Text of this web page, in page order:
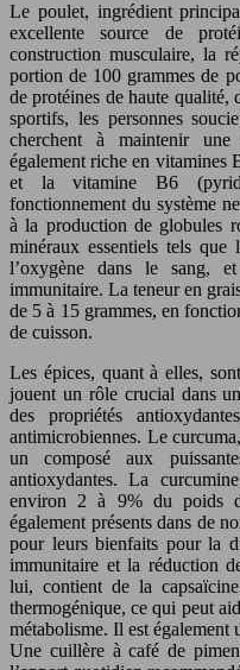
Le poulet, ingrédient
excellente source de
construction musculaire, la
portion de 100 grammes de
de protéines de haute
sportifs, les personnes
cherchent à maintenir
également riche en vitamines
et la vitamine B6
fonctionnement du système
à la production de globules
minéraux essentiels tels
l’oxygène dans le sang,
immunitaire. La teneur en
de 5 à 15 grammes, en
de cuisson.
Les épices, quant à elles,
jouent un rôle crucial dans
des propriétés
antimicrobiennes. Le
un composé aux
antioxydantes. La
environ 2 à 9% du poids
également présents dans de
pour leurs bienfaits pour la
immunitaire et la réduction
lui, contient de la
thermogénique, ce qui peut
métabolisme. Il est également
Une cuillère à café de